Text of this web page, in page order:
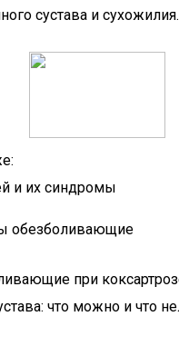
сустава и сухожилия.
и их синдромы
обезболивающие